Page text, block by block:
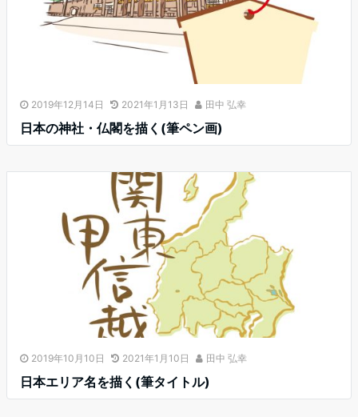
2019年12月14日 2021年1月13日 田中 弘幸
日本の神社・仏閣を描く(筆ペン画)
2019年10月10日 2021年1月10日 田中 弘幸
日本エリア名を描く(筆タイトル)